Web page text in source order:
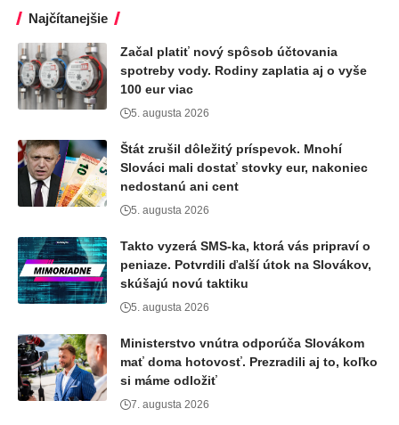
Najčítanejšie
Začal platiť nový spôsob účtovania
spotreby vody. Rodiny zaplatia aj o vyše
100 eur viac
5. augusta 2026
Štát zrušil dôležitý príspevok. Mnohí
Slováci mali dostať stovky eur, nakoniec
nedostanú ani cent
5. augusta 2026
Takto vyzerá SMS-ka, ktorá vás pripraví o
peniaze. Potvrdili ďalší útok na Slovákov,
skúšajú novú taktiku
5. augusta 2026
Ministerstvo vnútra odporúča Slovákom
mať doma hotovosť. Prezradili aj to, koľko
si máme odložiť
7. augusta 2026